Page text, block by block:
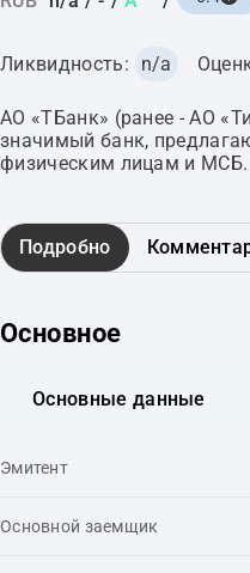
Ликвидность: n/a
АО «ТБанк» (ранее - АО
значимый банк,
физическим лицам и МСБ.
Подробно
Основное
Основные данные
Эмитент
Основной заемщик